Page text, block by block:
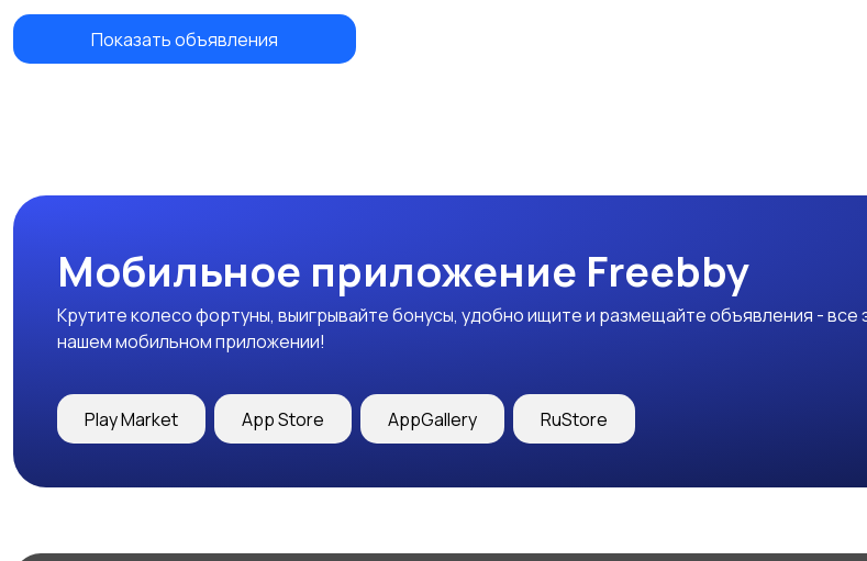
Показать объявления
Мобильное приложение Freebby
Крутите колесо фортуны, выигрывайте бонусы, удобно ищите и размещайте объявления - все
нашем мобильном приложении!
Play Market App Store AppGallery RuStore